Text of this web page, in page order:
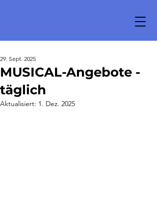
MUSICAL-Angebote -
täglich
29. Sept. 2025
Aktualisiert: 1. Dez. 2025